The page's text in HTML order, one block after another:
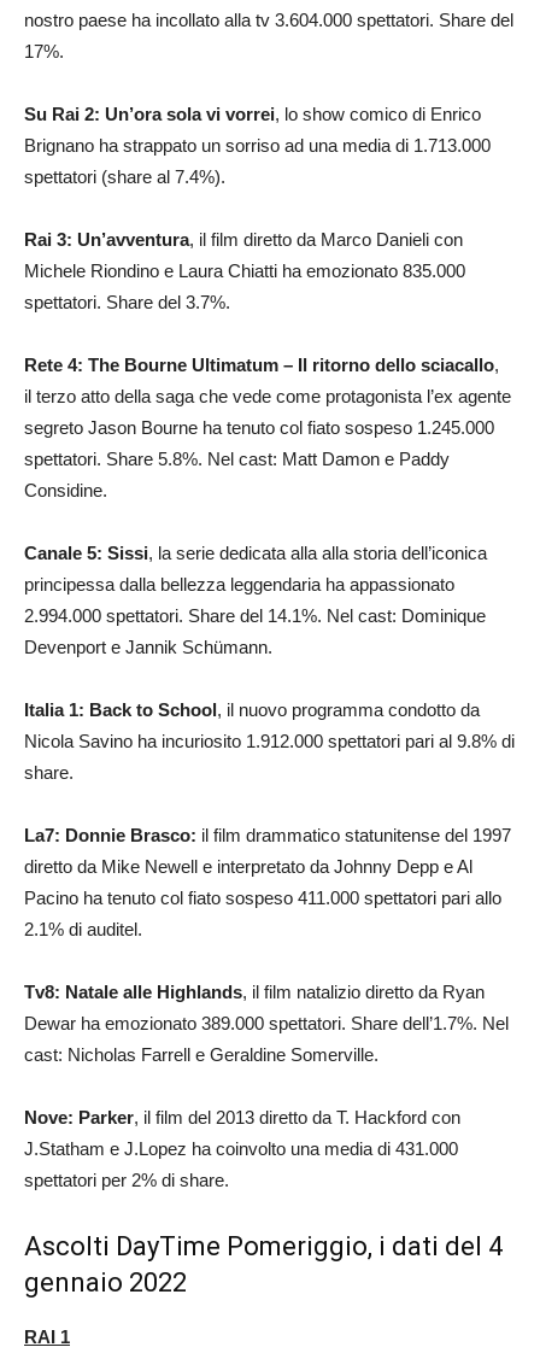
nostro paese ha incollato alla tv 3.604.000 spettatori. Share del
17%.
Su Rai 2: Un’ora sola vi vorrei, lo show comico di Enrico
Brignano ha strappato un sorriso ad una media di 1.713.000
spettatori (share al 7.4%).
Rai 3: Un’avventura, il film diretto da Marco Danieli con
Michele Riondino e Laura Chiatti ha emozionato 835.000
spettatori. Share del 3.7%.
Rete 4: The Bourne Ultimatum – Il ritorno dello sciacallo,
il terzo atto della saga che vede come protagonista l’ex agente
segreto Jason Bourne ha tenuto col fiato sospeso 1.245.000
spettatori. Share 5.8%. Nel cast: Matt Damon e Paddy
Considine.
Canale 5: Sissi, la serie dedicata alla alla storia dell’iconica
principessa dalla bellezza leggendaria ha appassionato
2.994.000 spettatori. Share del 14.1%. Nel cast: Dominique
Devenport e Jannik Schümann.
Italia 1: Back to School, il nuovo programma condotto da
Nicola Savino ha incuriosito 1.912.000 spettatori pari al 9.8% di
share.
La7: Donnie Brasco: il film drammatico statunitense del 1997
diretto da Mike Newell e interpretato da Johnny Depp e Al
Pacino ha tenuto col fiato sospeso 411.000 spettatori pari allo
2.1% di auditel.
Tv8: Natale alle Highlands, il film natalizio diretto da Ryan
Dewar ha emozionato 389.000 spettatori. Share dell’1.7%. Nel
cast: Nicholas Farrell e Geraldine Somerville.
Nove: Parker, il film del 2013 diretto da T. Hackford con
J.Statham e J.Lopez ha coinvolto una media di 431.000
spettatori per 2% di share.
Ascolti DayTime Pomeriggio, i dati del 4
gennaio 2022
RAI 1